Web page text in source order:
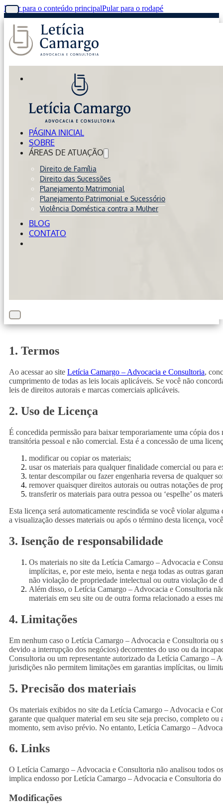
Pular para o conteúdo principalPular para o rodapé
PÁGINA INICIAL
SOBRE
ÁREAS DE ATUAÇÃO
Direito de Família
Direito das Sucessões
Planejamento Matrimonial
Planejamento Patrimonial e Sucessório
Violência Doméstica contra a Mulher
BLOG
CONTATO
1. Termos
Ao acessar ao site Letícia Camargo – Advocacia e Consultoria,
cumprimento de todas as leis locais aplicáveis. Se você não
leis de direitos autorais e marcas comerciais aplicáveis.
2. Uso de Licença
É concedida permissão para baixar temporariamente uma cópia
transitória pessoal e não comercial. Esta é a concessão de uma
modificar ou copiar os materiais;
usar os materiais para qualquer finalidade comercial ou
tentar descompilar ou fazer engenharia reversa de qualquer
remover quaisquer direitos autorais ou outras notações de
transferir os materiais para outra pessoa ou ‘espelhe’ os
Esta licença será automaticamente rescindida se você violar
a visualização desses materiais ou após o término desta licença,
3. Isenção de responsabilidade
Os materiais no site da Letícia Camargo – Advocacia e
implícitas, e, por este meio, isenta e nega todas as outras
não violação de propriedade intelectual ou outra violação de
Além disso, o Letícia Camargo – Advocacia e Consultoria
materiais em seu site ou de outra forma relacionado a esses
4. Limitações
Em nenhum caso o Letícia Camargo – Advocacia e Consultoria ou
devido a interrupção dos negócios) decorrentes do uso ou da
Consultoria ou um representante autorizado da Letícia Camargo –
jurisdições não permitem limitações em garantias implícitas, ou
5. Precisão dos materiais
Os materiais exibidos no site da Letícia Camargo – Advocacia e
garante que qualquer material em seu site seja preciso, completo
momento, sem aviso prévio. No entanto, Letícia Camargo –
6. Links
O Letícia Camargo – Advocacia e Consultoria não analisou todos
implica endosso por Letícia Camargo – Advocacia e Consultoria
Modificações